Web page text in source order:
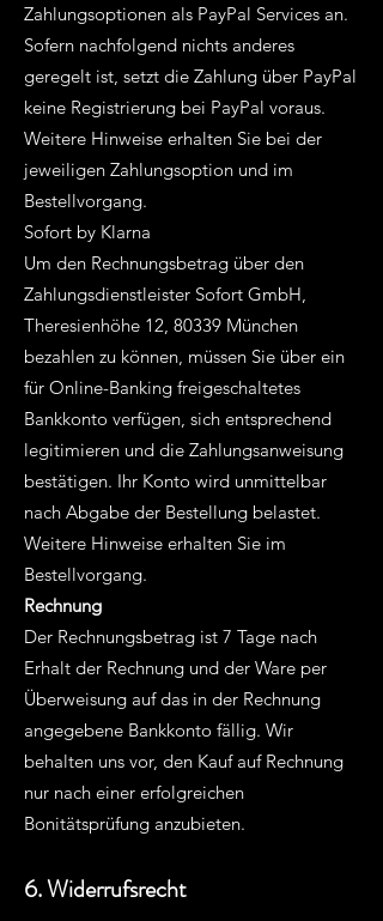
Zahlungsoptionen als PayPal Services an.
Sofern nachfolgend nichts anderes
geregelt ist, setzt die Zahlung über PayPal
keine Registrierung bei PayPal voraus.
Weitere Hinweise erhalten Sie bei der
jeweiligen Zahlungsoption und im
Bestellvorgang.
Sofort by Klarna
Um den Rechnungsbetrag über den
Zahlungsdienstleister Sofort GmbH,
Theresienhöhe 12, 80339 München
bezahlen zu können, müssen Sie über ein
für Online-Banking freigeschaltetes
Bankkonto verfügen, sich entsprechend
legitimieren und die Zahlungsanweisung
bestätigen. Ihr Konto wird unmittelbar
nach Abgabe der Bestellung belastet.
Weitere Hinweise erhalten Sie im
Bestellvorgang.
Rechnung
Der Rechnungsbetrag ist 7 Tage nach
Erhalt der Rechnung und der Ware per
Überweisung auf das in der Rechnung
angegebene Bankkonto fällig. Wir
behalten uns vor, den Kauf auf Rechnung
nur nach einer erfolgreichen
Bonitätsprüfung anzubieten.
6. Widerrufsrecht